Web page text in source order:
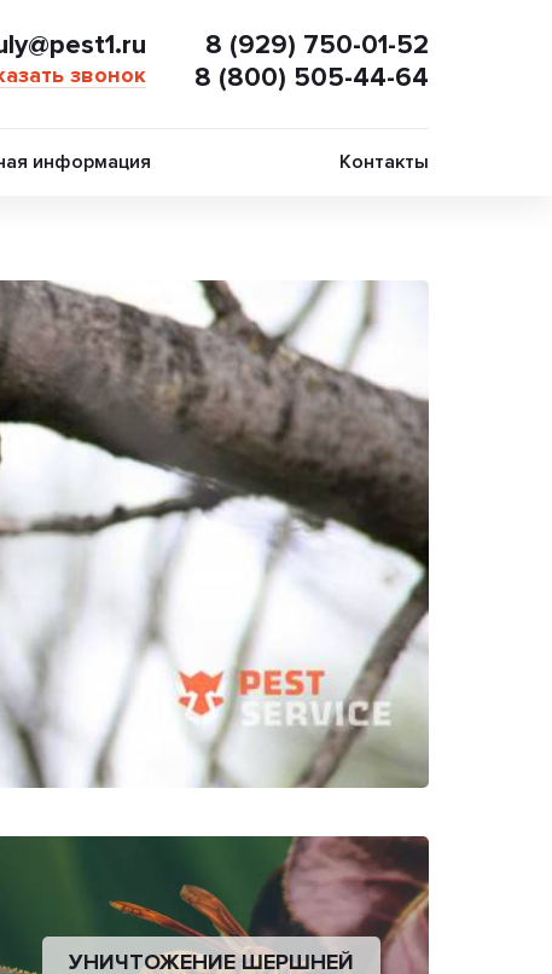
звонок
8 (929) 750-01-52
8 (800) 505-44-64
информация Контакты
УНИЧТОЖЕНИЕ ШЕРШНЕЙ